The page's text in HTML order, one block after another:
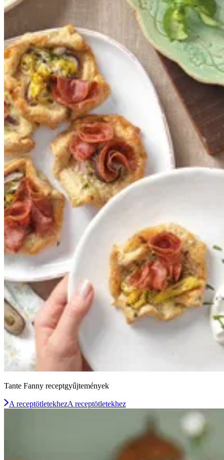
Tante Fanny receptgyűjtemények
A receptötletekhezA receptötletekhez